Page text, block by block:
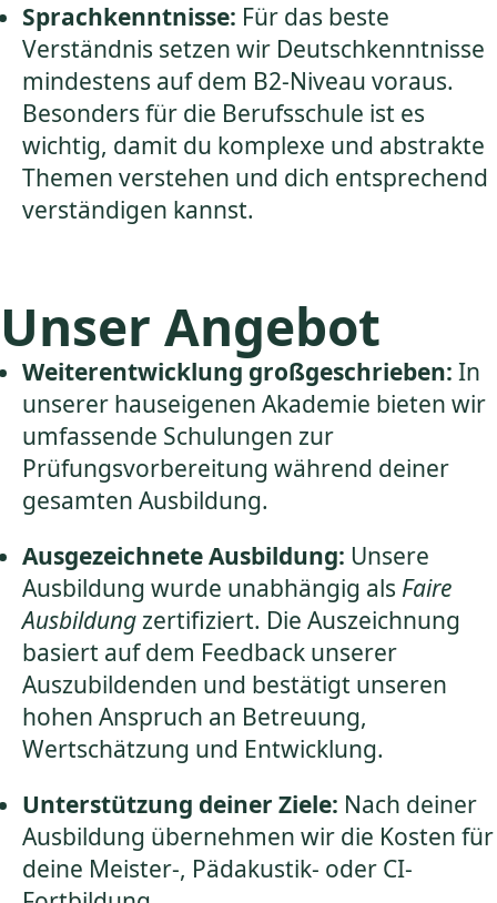
Sprachkenntnisse: Für das beste
Verständnis setzen wir Deutschkenntnisse
mindestens auf dem B2-Niveau voraus.
Besonders für die Berufsschule ist es
wichtig, damit du komplexe und abstrakte
Themen verstehen und dich entsprechend
verständigen kannst.
Unser Angebot
Weiterentwicklung großgeschrieben: In
unserer hauseigenen Akademie bieten wir
umfassende Schulungen zur
Prüfungsvorbereitung während deiner
gesamten Ausbildung.
Ausgezeichnete Ausbildung: Unsere
Ausbildung wurde unabhängig als Faire
Ausbildungzertifiziert. Die Auszeichnung
basiert auf dem Feedback unserer
Auszubildenden und bestätigt unseren
hohen Anspruch an Betreuung,
Wertschätzung und Entwicklung.
Unterstützung deiner Ziele: Nach deiner
Ausbildung übernehmen wir die Kosten für
deine Meister-, Pädakustik- oder CI-